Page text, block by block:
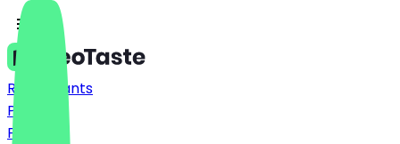
Restaurants
Prijzen
FAQ